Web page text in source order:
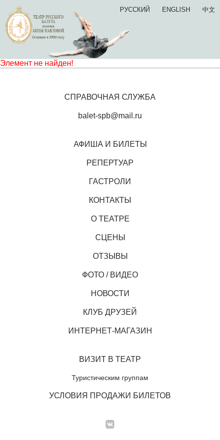
РУССКИЙ ENGLISH 中文
Элемент не найден!
АФИША И БИЛЕТЫ
РЕПЕРТУАР
ГАСТРОЛИ
КОНТАКТЫ
О ТЕАТРЕ
СЦЕНЫ
ОТЗЫВЫ
ФОТО / ВИДЕО
НОВОСТИ
КЛУБ ДРУЗЕЙ
ИНТЕРНЕТ-МАГАЗИН
ВИЗИТ В ТЕАТР
Туристическим группам
УСЛОВИЯ ПРОДАЖИ БИЛЕТОВ
СПРАВОЧНАЯ СЛУЖБА
balet-spb@mail.ru